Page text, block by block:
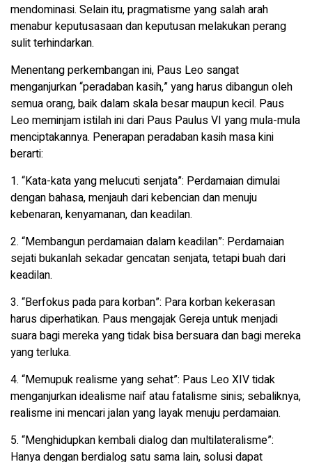
mendominasi. Selain itu, pragmatisme yang salah arah
menabur keputusasaan dan keputusan melakukan perang
sulit terhindarkan.
Menentang perkembangan ini, Paus Leo sangat
menganjurkan “peradaban kasih,” yang harus dibangun oleh
semua orang, baik dalam skala besar maupun kecil. Paus
Leo meminjam istilah ini dari Paus Paulus VI yang mula-mula
menciptakannya. Penerapan peradaban kasih masa kini
berarti:
1. “Kata-kata yang melucuti senjata”: Perdamaian dimulai
dengan bahasa, menjauh dari kebencian dan menuju
kebenaran, kenyamanan, dan keadilan.
2. “Membangun perdamaian dalam keadilan”: Perdamaian
sejati bukanlah sekadar gencatan senjata, tetapi buah dari
keadilan.
3. “Berfokus pada para korban”: Para korban kekerasan
harus diperhatikan. Paus mengajak Gereja untuk menjadi
suara bagi mereka yang tidak bisa bersuara dan bagi mereka
yang terluka.
4. “Memupuk realisme yang sehat”: Paus Leo XIV tidak
menganjurkan idealisme naif atau fatalisme sinis; sebaliknya,
realisme ini mencari jalan yang layak menuju perdamaian.
5. “Menghidupkan kembali dialog dan multilateralisme”:
Hanya dengan berdialog satu sama lain, solusi dapat